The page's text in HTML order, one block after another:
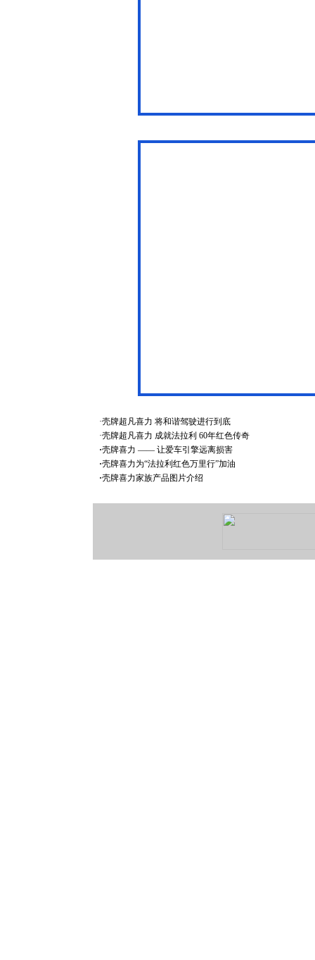
·壳牌超凡喜力 将和谐驾驶进行到底
·壳牌超凡喜力 成就法拉利 60年红色传奇
·壳牌喜力 —— 让爱车引擎远离损害
·壳牌喜力为“法拉利红色万里行”加油
·壳牌喜力家族产品图片介绍